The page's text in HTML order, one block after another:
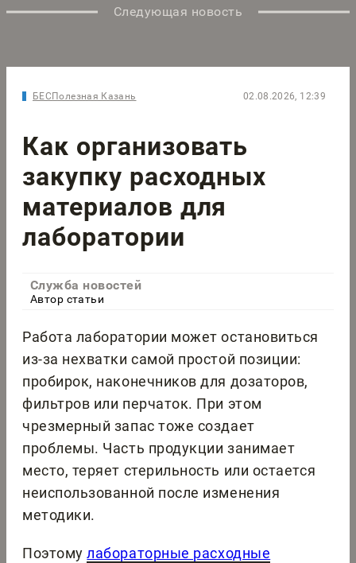
Следующая новость
БЕСПолезная Казань 02.08.2026, 12:39
Как организовать
закупку расходных
материалов для
лаборатории
Служба новостей
Автор статьи
Работа лаборатории может остановиться
из-за нехватки самой простой позиции:
пробирок, наконечников для дозаторов,
фильтров или перчаток. При этом
чрезмерный запас тоже создает
проблемы. Часть продукции занимает
место, теряет стерильность или остается
неиспользованной после изменения
методики.
Поэтомулабораторные расходные